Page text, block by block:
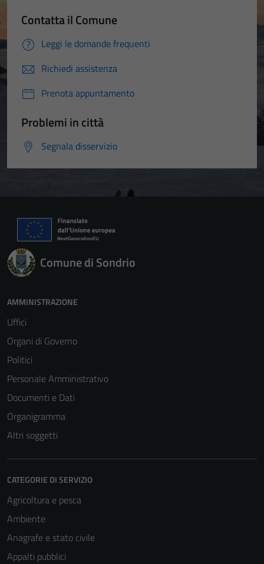
Contatta il Comune
Leggi le domande frequenti
Richiedi assistenza
Prenota appuntamento
Problemi in città
Segnala disservizio
Comune di Sondrio
AMMINISTRAZIONE
Uffici
Organi di Governo
Politici
Personale Amministrativo
Documenti e Dati
Organigramma
Altri soggetti
CATEGORIE DI SERVIZIO
Agricoltura e pesca
Ambiente
Anagrafe e stato civile
Appalti pubblici